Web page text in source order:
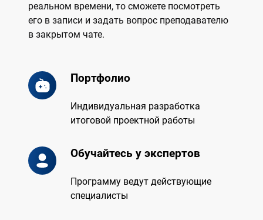
реальном времени, то сможете посмотреть
его в записи и задать вопрос преподавателю
в закрытом чате.
Портфолио
Индивидуальная разработка
итоговой проектной работы
Обучайтесь у экспертов
Программу ведут действующие
специалисты